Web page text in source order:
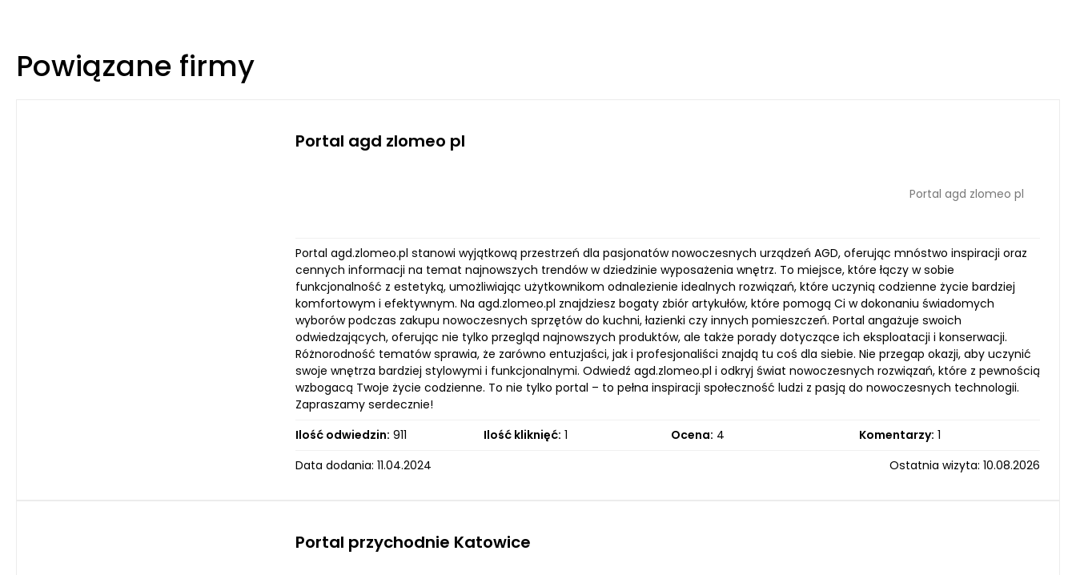
Powiązane firmy
Portal agd zlomeo pl
Portal agd zlomeo pl
Portal agd.zlomeo.pl stanowi wyjątkową przestrzeń dla pasjonatów nowoczesnych urządzeń AGD, oferując mnóstwo inspiracji oraz
cennych informacji na temat najnowszych trendów w dziedzinie wyposażenia wnętrz. To miejsce, które łączy w sobie
funkcjonalność z estetyką, umożliwiając użytkownikom odnalezienie idealnych rozwiązań, które uczynią codzienne życie bardziej
komfortowym i efektywnym. Na agd.zlomeo.pl znajdziesz bogaty zbiór artykułów, które pomogą Ci w dokonaniu świadomych
wyborów podczas zakupu nowoczesnych sprzętów do kuchni, łazienki czy innych pomieszczeń. Portal angażuje swoich
odwiedzających, oferując nie tylko przegląd najnowszych produktów, ale także porady dotyczące ich eksploatacji i konserwacji.
Różnorodność tematów sprawia, że zarówno entuzjaści, jak i profesjonaliści znajdą tu coś dla siebie. Nie przegap okazji, aby uczynić
swoje wnętrza bardziej stylowymi i funkcjonalnymi. Odwiedź agd.zlomeo.pl i odkryj świat nowoczesnych rozwiązań, które z pewnością
wzbogacą Twoje życie codzienne. To nie tylko portal – to pełna inspiracji społeczność ludzi z pasją do nowoczesnych technologii.
Zapraszamy serdecznie!
Ilość odwiedzin: 911 Ilość kliknięć: 1 Ocena: 4 Komentarzy: 1
Data dodania: 11.04.2024
Ostatnia wizyta: 10.08.2026
Portal przychodnie Katowice